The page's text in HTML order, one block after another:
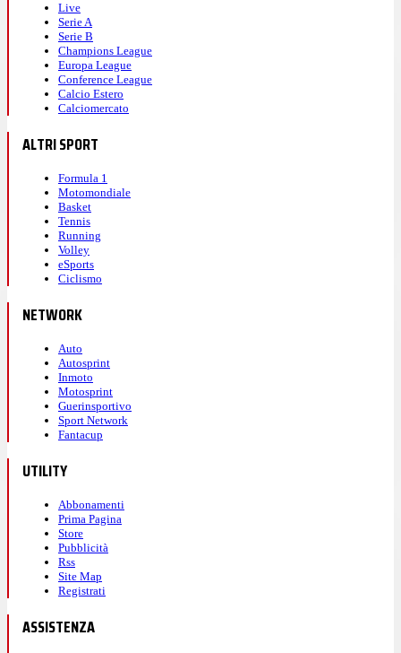
Live
Serie A
Serie B
Champions League
Europa League
Conference League
Calcio Estero
Calciomercato
ALTRI SPORT
Formula 1
Motomondiale
Basket
Tennis
Running
Volley
eSports
Ciclismo
NETWORK
Auto
Autosprint
Inmoto
Motosprint
Guerinsportivo
Sport Network
Fantacup
UTILITY
Abbonamenti
Prima Pagina
Store
Pubblicità
Rss
Site Map
Registrati
ASSISTENZA